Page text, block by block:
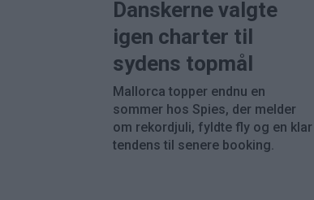
Danskerne valgte
igen charter til
sydens topmål
Mallorca topper endnu en
sommer hos Spies, der melder
om rekordjuli, fyldte fly og en klar
tendens til senere booking.